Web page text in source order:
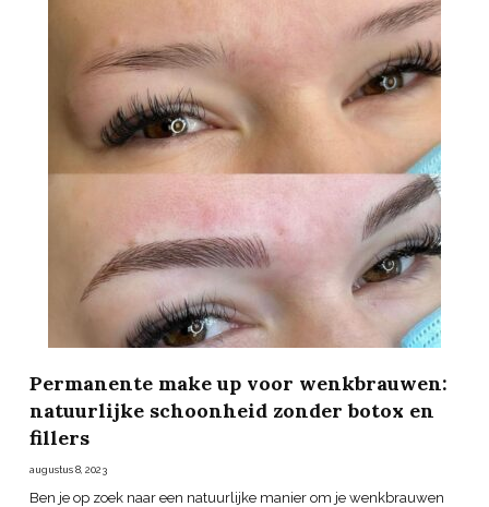
Permanente make up voor wenkbrauwen:
natuurlijke schoonheid zonder botox en
fillers
augustus 8, 2023
Ben je op zoek naar een natuurlijke manier om je wenkbrauwen